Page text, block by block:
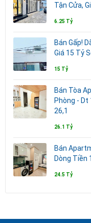
Tận Cửa,
6.25 Tỷ
Bán Gấp!
Giá 15 Tỷ
15 Tỷ
Bán Tòa
Phòng - Dt
26,1
26.1 Tỷ
Bán
Dòng Tiền
24.5 Tỷ